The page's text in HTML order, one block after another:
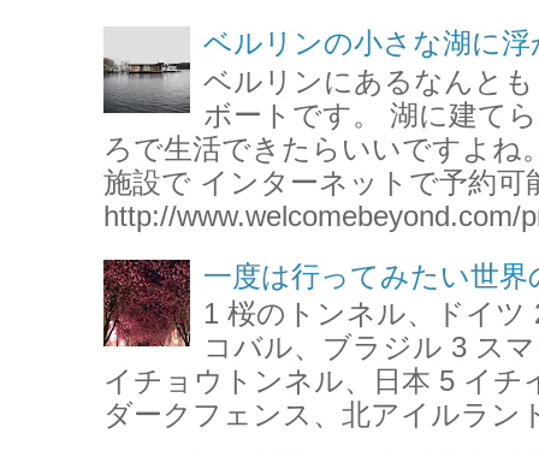
ベルリンの小さな湖に
ベルリンにあるなんと
ボートです。 湖に建て
ろで生活できたらいいですよね
施設で インターネットで予約可
http://www.welcomebeyond.com/
一度は行ってみたい世
1 桜のトンネル、ドイツ
コバル、ブラジル 3 ス
イチョウトンネル、日本 5 イ
ダークフェンス、北アイルラン